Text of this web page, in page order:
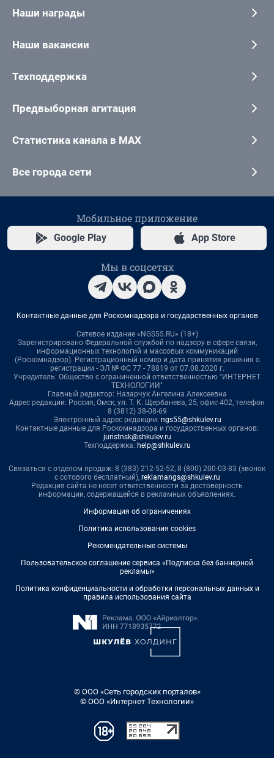
Наши награды
Наши вакансии
Техподдержка
Предвыборная агитация
Статистика канала в MAX
Все города сети
Мобильное приложение
Google Play App Store
Мы в соцсетях
Контактные данные для Роскомнадзора и государственных органов
Сетевое издание «NGS55.RU» (18+)
Зарегистрировано Федеральной службой по надзору в сфере связи,
информационных технологий и массовых коммуникаций
(Роскомнадзор). Регистрационный номер и дата принятия решения о
регистрации - ЭЛ № ФС 77 - 78819 от 07.08.2020 г.
Учредитель: Общество с ограниченной ответственностью "ИНТЕРНЕТ
ТЕХНОЛОГИИ"
Главный редактор: Назарчук Ангелина Алексеевна
Адрес редакции: Россия, Омск, ул. Т. К. Щербанева, 25, офис 402, телефон
8 (3812) 38-08-69
Электронный адрес редакции: ngs55@shkulev.ru
Контактные данные для Роскомнадзора и государственных органов:
juristnsk@shkulev.ru
Техподдержка: help@shkulev.ru
Связаться с отделом продаж: 8 (383) 212-52-52, 8 (800) 200-03-83 (звонок
с сотового бесплатный), reklamangs@shkulev.ru
Редакция сайта не несет ответственности за достоверность
информации, содержащейся в рекламных объявлениях.
Информация об ограничениях
Политика использования cookies
Рекомендательные системы
Пользовательское соглашение сервиса «Подписка без баннерной
рекламы»
Политика конфиденциальности и обработки персональных данных и
правила использования сайта
© ООО «Сеть городских порталов»
© ООО «Интернет Технологии»